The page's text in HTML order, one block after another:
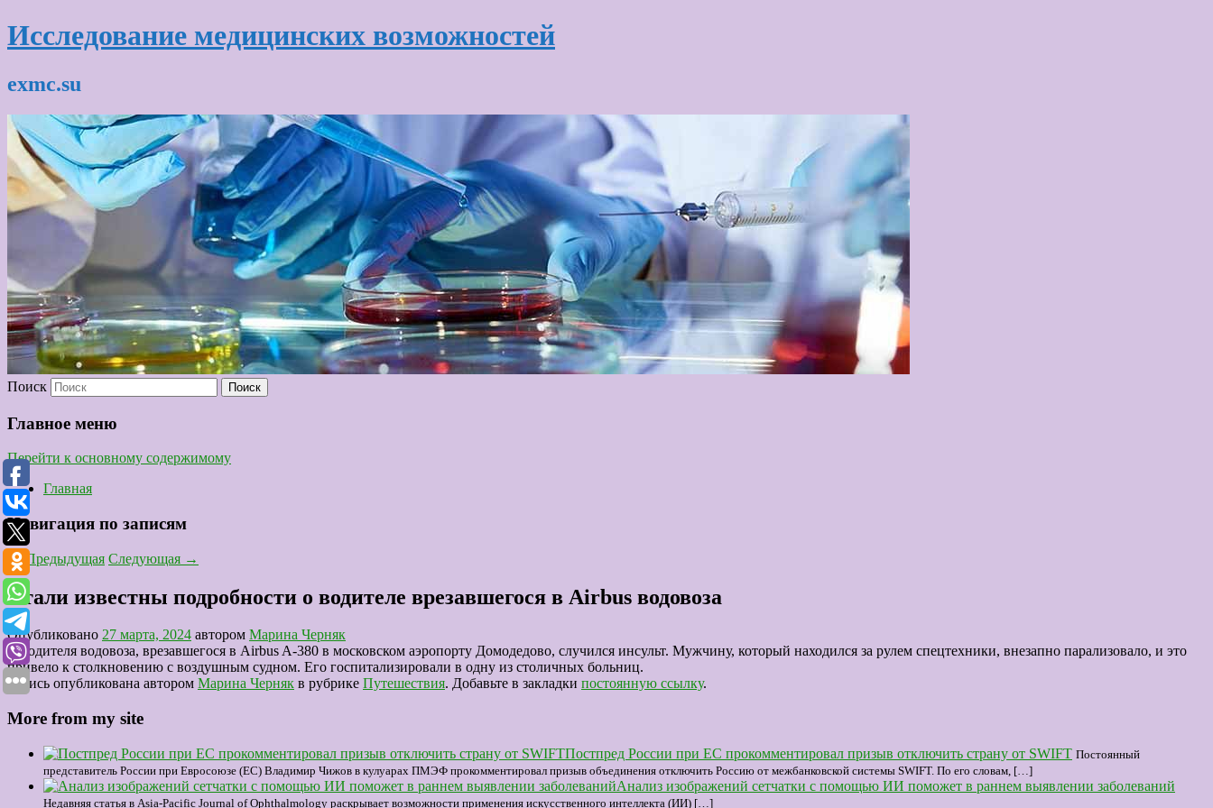
Исследование медицинских возможностей
exmc.su
Поиск
Главное меню
Перейти к основному содержимому
Главная
Навигация по записям
←Предыдущая Следующая →
Стали известны подробности о водителе врезавшегося в Airbus водовоза
Опубликовано 27 марта, 2024 автором Марина Черняк
У водителя водовоза, врезавшегося в Airbus A-380 в московском аэропорту Домодедово, случился инсульт. Мужчину, который находился за рулем спецтехники, внезапно парализовало, и это
привело к столкновению с воздушным судном. Его госпитализировали в одну из столичных больниц.
Запись опубликована автором Марина Черняк в рубрике Путешествия. Добавьте в закладки постоянную ссылку.
More from my site
Постпред России при ЕС прокомментировал призыв отключить страну от SWIFT Постоянный
представитель России при Евросоюзе (ЕС) Владимир Чижов в кулуарах ПМЭФ прокомментировал призыв объединения отключить Россию от межбанковской системы SWIFT. По его словам, […]
Анализ изображений сетчатки с помощью ИИ поможет в раннем выявлении заболеваний
Недавняя статья в Asia-Pacific Journal of Ophthalmology раскрывает возможности применения искусственного интеллекта (ИИ) […]